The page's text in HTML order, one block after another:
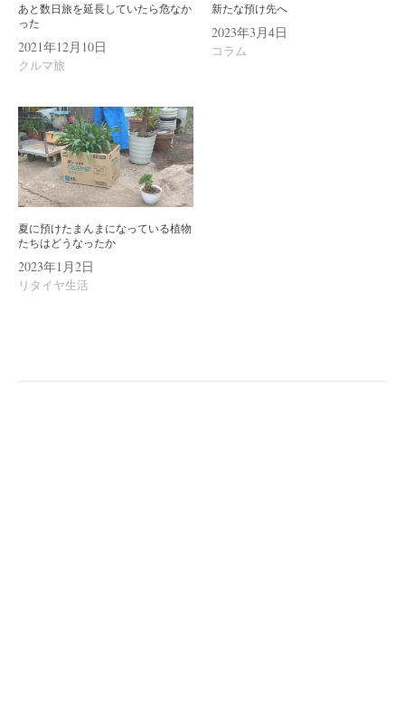
あと数日旅を延長していたら危なか
った
2021年12月10日
クルマ旅
新たな預け先へ
2023年3月4日
コラム
夏に預けたまんまになっている植物
たちはどうなったか
2023年1月2日
リタイヤ生活